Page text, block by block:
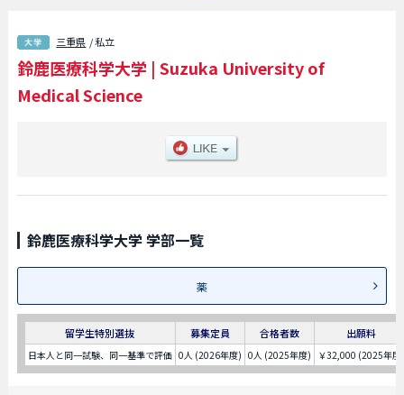
健衛生学部や医用工学部や看護学部等、学部別情報や、募集定員や合格者数
など入試情報、施設案内、アクセスなど外国人留学生に必要な情報を掲載し
ているので是非ご利用ください。
三重県 / 私立
鈴鹿医療科学大学 | Suzuka University of
Medical Science
鈴鹿医療科学大学 学部一覧
薬
留学生特別選抜 募集定員 合格者数 出願料
日本人と同一試験、同一基準で評価 0人 (2026年度) 0人 (2025年度) ￥32,000 (2025年度)